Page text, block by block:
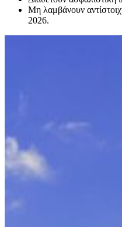
Μη λαμβάνουν
2026.